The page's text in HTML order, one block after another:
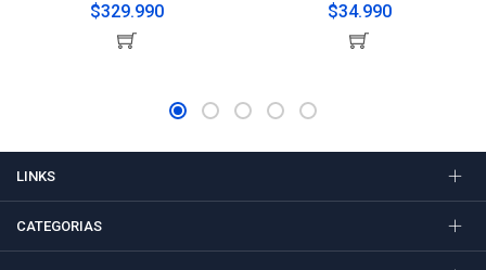
$329.990 $34.990
LINKS
CATEGORIAS